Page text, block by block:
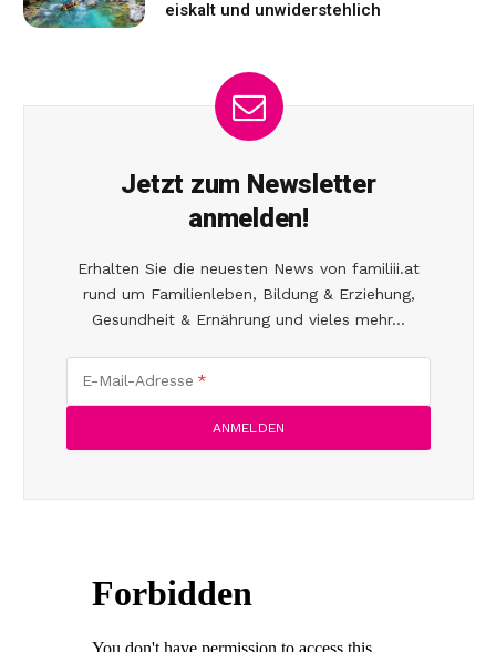
eiskalt und unwiderstehlich
Jetzt zum Newsletter
anmelden!
Erhalten Sie die neuesten News von familiii.at
rund um Familienleben, Bildung & Erziehung,
Gesundheit & Ernährung und vieles mehr...
E-Mail-Adresse